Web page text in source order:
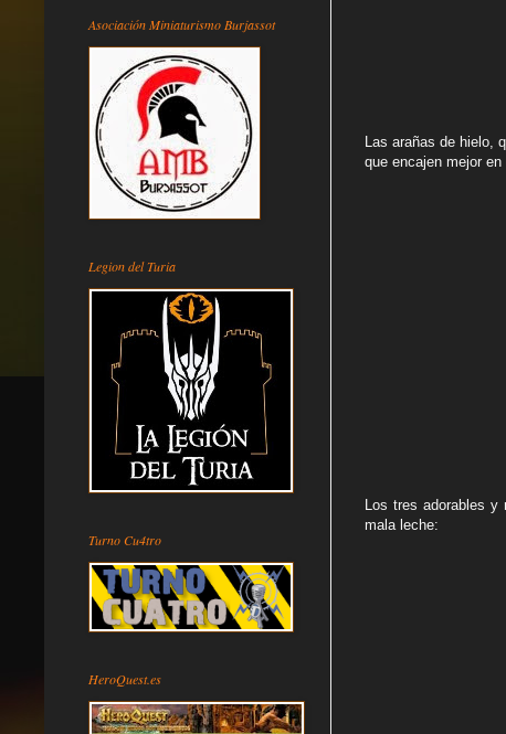
Las arañas de hielo,
que encajen mejor
Los tres adorables y
mala leche:
Asociación Miniaturismo Burjassot
Legion del Turia
Turno Cu4tro
HeroQuest.es